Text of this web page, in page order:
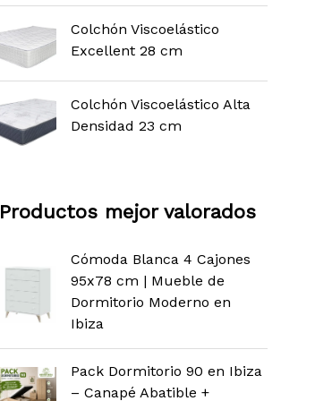
Colchón Viscoelástico
Excellent 28 cm
Colchón Viscoelástico Alta
Densidad 23 cm
Productos mejor valorados
Cómoda Blanca 4 Cajones
95x78 cm | Mueble de
Dormitorio Moderno en
Ibiza
Pack Dormitorio 90 en Ibiza
– Canapé Abatible +